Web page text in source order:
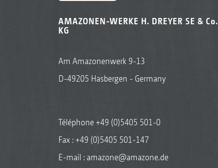
AMAZONEN-WERKE H. DREYER SE & Co.
KG
Am Amazonenwerk 9-13
D-49205 Hasbergen - Germany
Téléphone+49 (0)5405 501-0
Fax : +49 (0)5405 501-147
E-mail : amazone@amazone.de